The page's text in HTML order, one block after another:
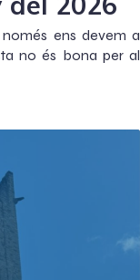
ens devem a
no és bona per al